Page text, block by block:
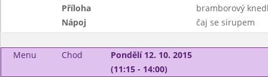
Příloha
bramborový
Nápoj
čaj se sirupem
Menu Chod
Pondělí 12. 10. 2015
(11:15 - 14:00)